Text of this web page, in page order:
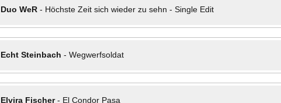
Duo WeR- Höchste Zeit sich wieder zu sehn - Single Edit
Echt Steinbach - Wegwerfsoldat
Elvira Fischer- El Condor Pasa